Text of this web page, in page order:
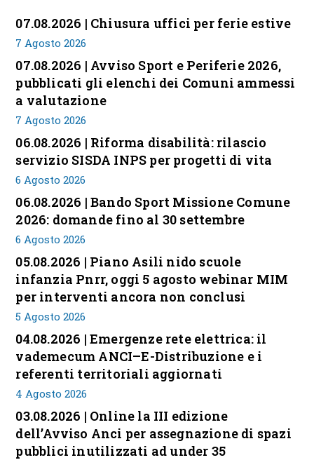
07.08.2026 | Chiusura uffici per ferie estive
7 Agosto 2026
07.08.2026 | Avviso Sport e Periferie 2026,
pubblicati gli elenchi dei Comuni ammessi
a valutazione
7 Agosto 2026
06.08.2026 | Riforma disabilità: rilascio
servizio SISDA INPS per progetti di vita
6 Agosto 2026
06.08.2026 | Bando Sport Missione Comune
2026: domande fino al 30 settembre
6 Agosto 2026
05.08.2026 | Piano Asili nido scuole
infanzia Pnrr, oggi 5 agosto webinar MIM
per interventi ancora non conclusi
5 Agosto 2026
04.08.2026 | Emergenze rete elettrica: il
vademecum ANCI–E-Distribuzione e i
referenti territoriali aggiornati
4 Agosto 2026
03.08.2026 | Online la III edizione
dell’Avviso Anci per assegnazione di spazi
pubblici inutilizzati ad under 35